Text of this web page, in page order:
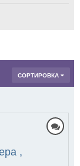
СОРТИРОВКА
,